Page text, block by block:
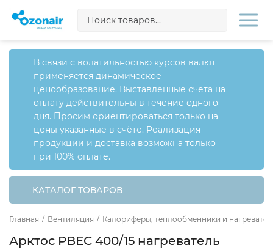
В связи с волатильностью курсов валют
применяется динамическое
ценообразование. Выставленные счета на
оплату действительны в течение одного
дня. Просим ориентироваться только на
цены указанные в счёте. Реализация
продукции и доставка возможна только
при 100% оплате.
КАТАЛОГ ТОВАРОВ
Главная / Вентиляция / Калориферы, теплообменники и
Арктос PBEC 400/15 нагреватель